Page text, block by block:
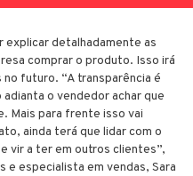
explicar detalhadamente as
comprar o produto. Isso irá
futuro. “A transparência é
o vendedor achar que
Mais para frente isso vai
ainda terá que lidar com o
vir a ter em outros clientes”,
e especialista em vendas, Sara